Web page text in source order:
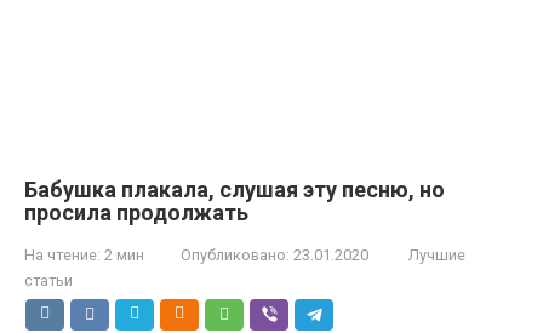
Бабушка плакала, слушая эту песню, но
просила продолжать
На чтение: 2 мин Опубликовано: 23.01.2020
Лучшие
статьи